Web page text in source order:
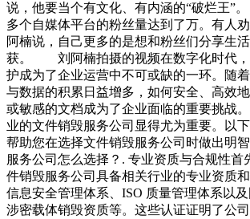
说，他要当个有文化、有内涵的“破烂王
多个自媒体平台的粉丝量达到了万。有人劝
阿楠说，自己更多的是想和粉丝们分享生
获。 刘阿楠拍摄的视频在数字化时代，
护成为了企业运营中不可或缺的一环。随
与数据的积累日益增多，如何安全、高效
或敏感的文档成为了企业面临的重要挑战
业的文件销毁服务公司显得尤为重要。以
帮助您在选择文件销毁服务公司时做出明
服务公司怎么选择？. 专业资质与合规性首
件销毁服务公司具备相关行业的专业资质
信息安全管理体系、ISO 质量管理体系以
涉密载体销毁资质等。这些认证证明了公司